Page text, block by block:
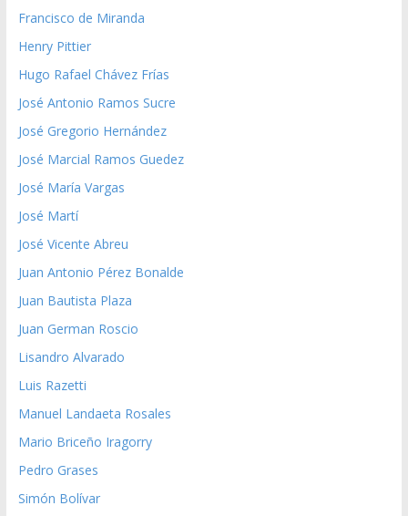
Francisco de Miranda
Henry Pittier
Hugo Rafael Chávez Frías
José Antonio Ramos Sucre
José Gregorio Hernández
José Marcial Ramos Guedez
José María Vargas
José Martí
José Vicente Abreu
Juan Antonio Pérez Bonalde
Juan Bautista Plaza
Juan German Roscio
Lisandro Alvarado
Luis Razetti
Manuel Landaeta Rosales
Mario Briceño Iragorry
Pedro Grases
Simón Bolívar